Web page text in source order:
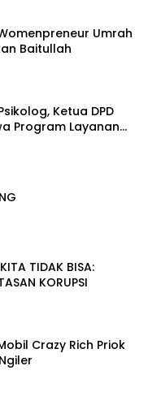
Umrah
Baitullah
Ketua DPD
Program Layanan
TIDAK BISA:
KORUPSI
Crazy Rich Priok